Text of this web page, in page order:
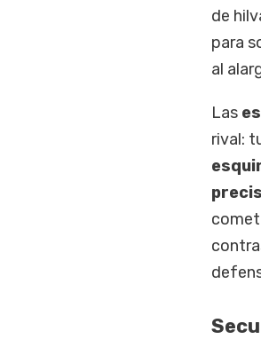
de
para
al
Las
rival: